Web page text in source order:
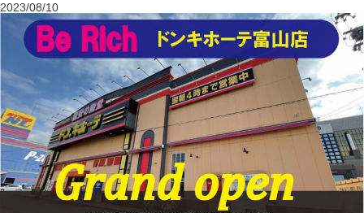
2023/08/10